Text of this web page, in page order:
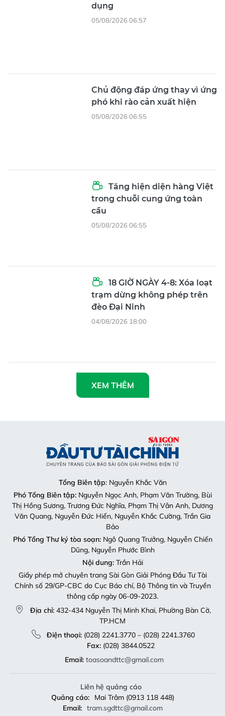
dụng
05/08/2026 06:57
Chủ động đáp ứng thay vì ứng
phó khi rào cản xuất hiện
05/08/2026 06:55
Tăng hiện diện hàng Việt
trong chuỗi cung ứng toàn
cầu
05/08/2026 06:55
18 GIỜ NGÀY 4-8: Xóa loạt
trạm dừng không phép trên
đèo Đại Ninh
04/08/2026 18:00
XEM THÊM
Tổng Biên tập: Nguyễn Khắc Văn
Phó Tổng Biên tập:Nguyễn Ngọc Anh, Phạm Văn Trường, Bùi
Thị Hồng Sương, Trương Đức Nghĩa, Phạm Thị Vân Anh, Dương
Văn Quang, Nguyễn Đức Hiển, Nguyễn Khắc Cường, Trần Gia
Bảo
Phó Tổng Thư ký tòa soạn:Ngô Quang Trưởng, Nguyễn Chiến
Dũng, Nguyễn Phước Bình
Nội dung:Trần Hải
Giấy phép mở chuyên trang Sài Gòn Giải Phóng Đầu Tư Tài
Chính số 29/GP-CBC do Cục Báo chí, Bộ Thông tin và Truyền
thông cấp ngày 06-09-2023.
Địa chỉ: 432-434 Nguyễn Thị Minh Khai, Phường Bàn Cờ,
TP.HCM
Điện thoại:(028) 2241.3770 – (028) 2241.3760
Fax:(028) 3844.0522
Email: toasoandttc@gmail.com
Liên hệ quảng cáo
Quảng cáo:
Mai Trâm (0913 118 448)
Email: tram.sgdttc@gmail.com